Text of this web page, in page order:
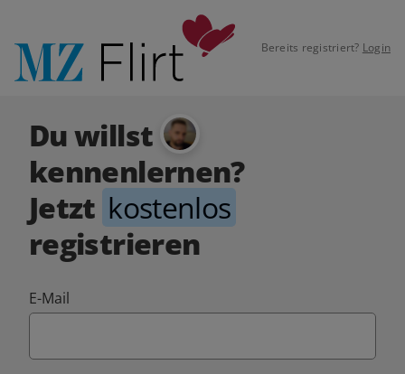
Bereits registriert? Login
Du willst
kennenlernen?
Jetzt kostenlos
registrieren
E-Mail